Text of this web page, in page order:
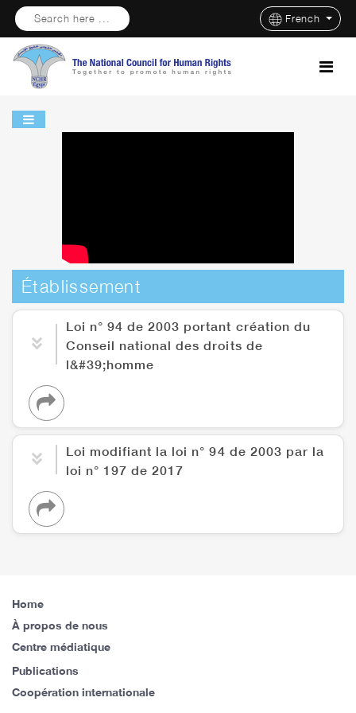
Search here ... French
Établissement
Loi n° 94 de 2003 portant création du
Conseil national des droits de
l&#39;homme
Loi modifiant la loi n° 94 de 2003 par la
loi n° 197 de 2017
Home
À propos de nous
Centre médiatique
Publications
Coopération internationale